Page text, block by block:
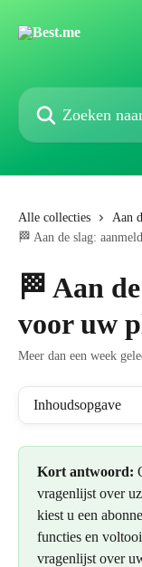
Zoeken naar artikelen
Alle collecties Aan
🏁 Aan de slag:
🏁 Aan
voor uw
Meer dan een week
Inhoudsopgave
Kort antwoord:
vragenlijst over
kiest u een
functies en
vragenlijst over